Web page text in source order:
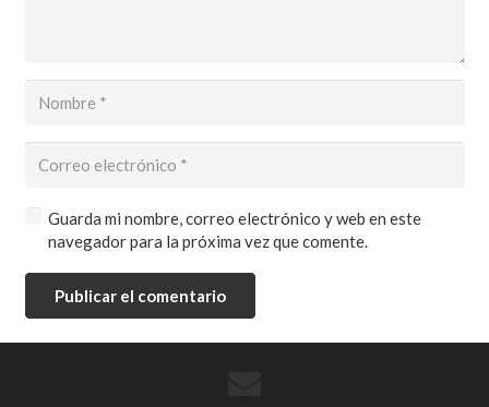
Guarda mi nombre, correo electrónico y web en este
navegador para la próxima vez que comente.
Publicar el comentario